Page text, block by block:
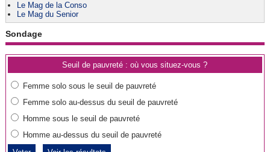
Le Mag de la Conso
Le Mag du Senior
Sondage
Seuil de pauvreté : où vous situez-vous ?
Femme solo sous le seuil de pauvreté
Femme solo au-dessus du seuil de pauvreté
Homme sous le seuil de pauvreté
Homme au-dessus du seuil de pauvreté